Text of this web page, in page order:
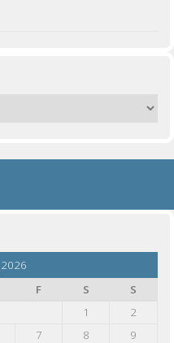
F S
S
1
2
7 8
9